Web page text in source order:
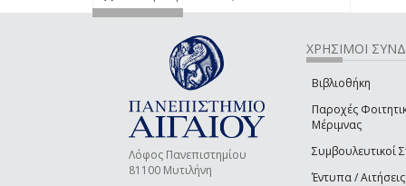
Λόφος Πανεπιστημίου
81100 Μυτιλήνη
ΧΡΗΣΙΜΟΙ
Βιβλιοθήκη
Παροχές
Μέριμνας
Συμβουλευτικοί
Έντυπα / Αιτήσεις